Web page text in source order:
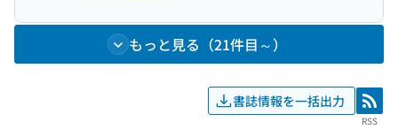
もっと見る（21件目～）
書誌情報を一括出力 RSS
RSS